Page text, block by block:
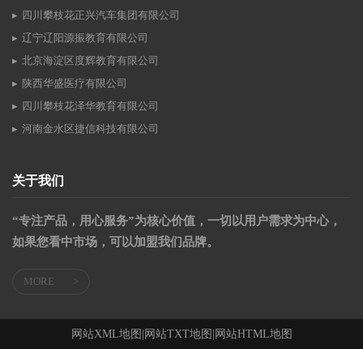
四川攀枝花正兴汽车集团有限公司
辽宁辽阳源振教育有限公司
北京海淀区度辉教育有限公司
陕西华盛医疗有限公司
四川攀枝花泽华教育有限公司
河南金水区捷信科技有限公司
关于我们
“专注产品，用心服务”为核心价值，一切以用户需求为中心，
如果您看中市场，可以加盟我们品牌。
MORE >
网站XML地图 网站TXT地图 网站HTML地图